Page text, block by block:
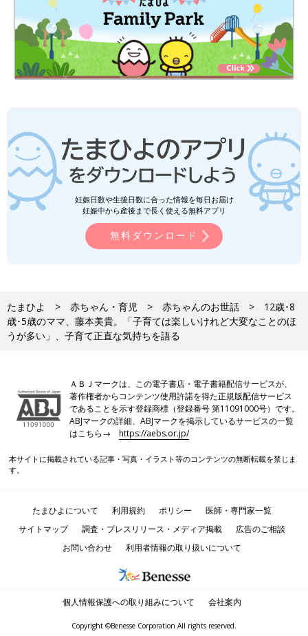
妊娠日数や生後日数に合った情報を毎日お届け
妊娠中から産後まで長く使える無料アプリ
無料ダウンロード
たまひよ 赤ちゃん・育児 赤ちゃんのお世話
12歳･8
歳･5歳のママ、藤本美貴。「子育ては楽しいけれど大変なことのほ
うが多い」、子育て正直な気持ちを語る
ＡＢＪマークは、この電子書店・電子書籍配信サービスが、
著作権者からコンテンツ使用許諾を得た正規版配信サービス
であることを示す登録商標（登録番号 第11091000号）です。
ABJマークの詳細、ABJマークを掲示しているサービスの一覧
はこちら→https://aebs.or.jp/
本サイトに掲載されている記事・写真・イラスト等のコンテンツの無断転載を禁じま
す。
たまひよについて 利用規約 ポリシー
医師・専門家一覧
サイトマップ
調査・プレスリリース・メディア掲載
広告のご相談
お問い合わせ
利用者情報の取り扱いについて
個人情報保護への取り組みについて 会社案内
Copyright ©Benesse Corporation All rights reserved.